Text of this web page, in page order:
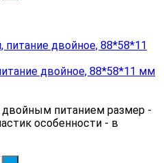
двойное, 88*58*11 мм
двойным питанием размер -
особенности - в